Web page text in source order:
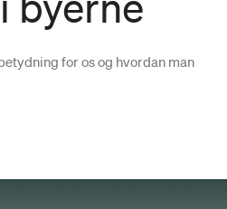
for os og hvordan man